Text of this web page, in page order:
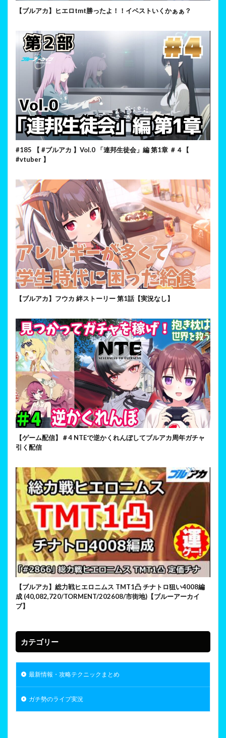
【ブルアカ】ヒエロtmt勝ったよ！！イベストいくかぁぁ？
#185 【 #ブルアカ 】Vol.0 「連邦生徒会」編 第1章 ＃４【
#vtuber 】
【ブルアカ】フウカ 絆ストーリー 第1話【実況なし】
【ゲーム配信】＃4 NTEで逆かくれんぼしてブルアカ周年ガチャ
引く配信
【ブルアカ】総力戦ヒエロニムス TMT1凸 チナトロ狙い4008編
成 (40,082,720/TORMENT/202608/市街地)【ブルーアーカイ
ブ】
カテゴリー
最新情報・攻略テクニックまとめ
ガチ勢のライブ実況